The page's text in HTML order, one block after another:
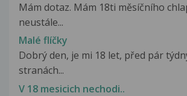
Mám dotaz. Mám 18ti měsíčního
neustále...
Malé flíčky
Dobrý den, je mi 18 let, před pár
stranách...
V 18 mesicich nechodi..